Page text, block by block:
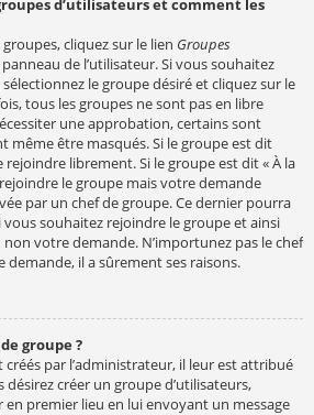
d’utilisateurs et comment les
cliquez sur le lien Groupes
de l’utilisateur. Si vous souhaitez
le groupe désiré et cliquez sur le
tous les groupes ne sont pas en libre
une approbation, certains sont
même être masqués. Si le groupe est dit
rejoindre librement. Si le groupe est dit « À la
le groupe mais votre demande
par un chef de groupe. Ce dernier pourra
souhaitez rejoindre le groupe et ainsi
votre demande. N’importunez pas le chef
demande, il a sûrement ses raisons.
groupe ?
par l’administrateur, il leur est attribué
désirez créer un groupe d’utilisateurs,
en premier lieu en lui envoyant un message